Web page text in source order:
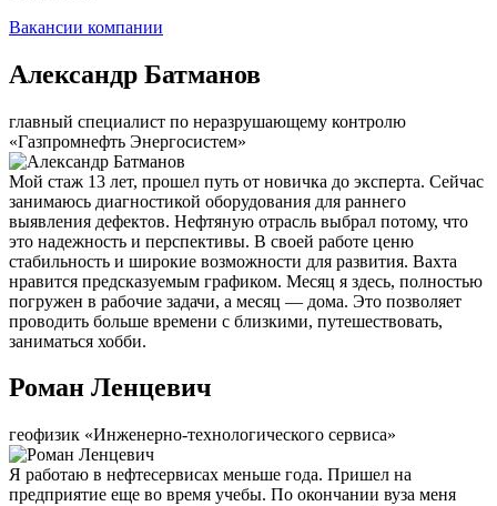
Вакансии компании
Александр Батманов
главный специалист по неразрушающему контролю
«Газпромнефть Энергосистем»
Мой стаж 13 лет, прошел путь от новичка до эксперта. Сейчас
занимаюсь диагностикой оборудования для раннего
выявления дефектов. Нефтяную отрасль выбрал потому, что
это надежность и перспективы. В своей работе ценю
стабильность и широкие возможности для развития. Вахта
нравится предсказуемым графиком. Месяц я здесь, полностью
погружен в рабочие задачи, а месяц — дома. Это позволяет
проводить больше времени с близкими, путешествовать,
заниматься хобби.
Роман Ленцевич
геофизик «Инженерно-технологического сервиса»
Я работаю в нефтесервисах меньше года. Пришел на
предприятие еще во время учебы. По окончании вуза меня